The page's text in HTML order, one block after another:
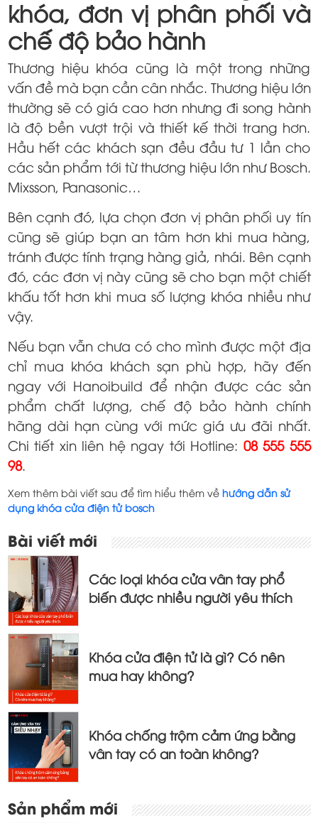
khóa, đơn vị phân phối và
chế độ bảo hành
Thương hiệu khóa cũng là một trong những
vấn đề mà bạn cần cân nhắc. Thương hiệu lớn
thường sẽ có giá cao hơn nhưng đi song hành
là độ bền vượt trội và thiết kế thời trang hơn.
Hầu hết các khách sạn đều đầu tư 1 lần cho
các sản phẩm tới từ thương hiệu lớn như Bosch.
Mixsson, Panasonic…
Bên cạnh đó, lựa chọn đơn vị phân phối uy tín
cũng sẽ giúp bạn an tâm hơn khi mua hàng,
tránh được tính trạng hàng giả, nhái. Bên cạnh
đó, các đơn vị này cũng sẽ cho bạn một chiết
khấu tốt hơn khi mua số lượng khóa nhiều như
vậy.
Nếu bạn vẫn chưa có cho mình được một địa
chỉ mua khóa khách sạn phù hợp, hãy đến
ngay với Hanoibuild để nhận được các sản
phẩm chất lượng, chế độ bảo hành chính
hãng dài hạn cùng với mức giá ưu đãi nhất.
Chi tiết xin liên hệ ngay tới Hotline: 08 555 555
98.
Xem thêm bài viết sau để tìm hiểu thêm về hướng dẫn sử
dụng khóa cửa điện tử bosch
Điều
hướng
bài
viết
Bài viết mới
Các loại khóa cửa vân tay phổ
biến được nhiều người yêu thích
Khóa cửa điện tử là gì? Có nên
mua hay không?
Khóa chống trộm cảm ứng bằng
vân tay có an toàn không?
Sản phẩm mới